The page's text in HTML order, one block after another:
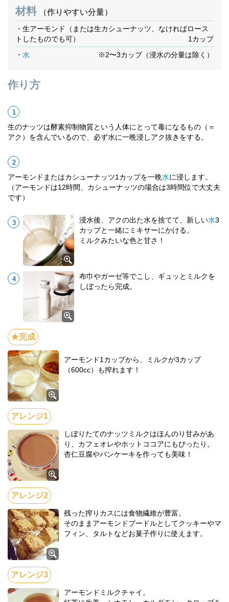
材料 （作りやすい分量）
・生アーモンド（または生カシューナッツ、なければロース
トしたものでも可）
1カップ
・ 水 ※2〜3カップ（浸水の分量は除く）
作り方
生のナッツは酵素抑制物質という人体にとって毒になるもの（＝
アク）を含んでいるので、必ず水に一晩浸しアク抜きをする。
アーモンドまたはカシューナッツ1カップを一晩水に浸します。
（アーモンドは12時間、カシューナッツの場合は3時間位で大丈夫
です）
浸水後、アクの出た水を捨てて、新しい水3
カップと一緒にミキサーにかける。
ミルクみたいな色と甘さ！
布巾やガーゼ等でこし、ギュッとミルクを
しぼったら完成。
アーモンド1カップから、ミルクが3カップ
（600cc）も搾れます！
しぼりたてのナッツミルクはほんのり甘みがあ
り、カフェオレやホットココアにもぴったり。
杏仁豆腐やパンケーキを作っても美味！
残った搾りカスには食物繊維が豊富。
そのままアーモンドプードルとしてクッキーやマ
フィン、タルトなどお菓子作りに使えます。
アーモンドミルクチャイ。